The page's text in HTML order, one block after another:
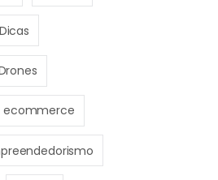
Dicas
ecommerce